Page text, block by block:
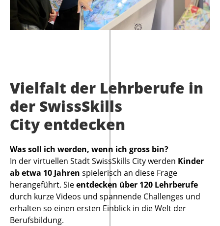
Vielfalt der Lehrberufe in
der SwissSkills
City entdecken
Was soll ich werden, wenn ich gross bin?
In der virtuellen Stadt SwissSkills City werden Kinder
ab etwa 10 Jahren spielerisch an diese Frage
herangeführt. Sieentdecken über 120 Lehrberufe
durch kurze Videos und spannende Challenges und
erhalten so einen ersten Einblick in die Welt der
Berufsbildung.